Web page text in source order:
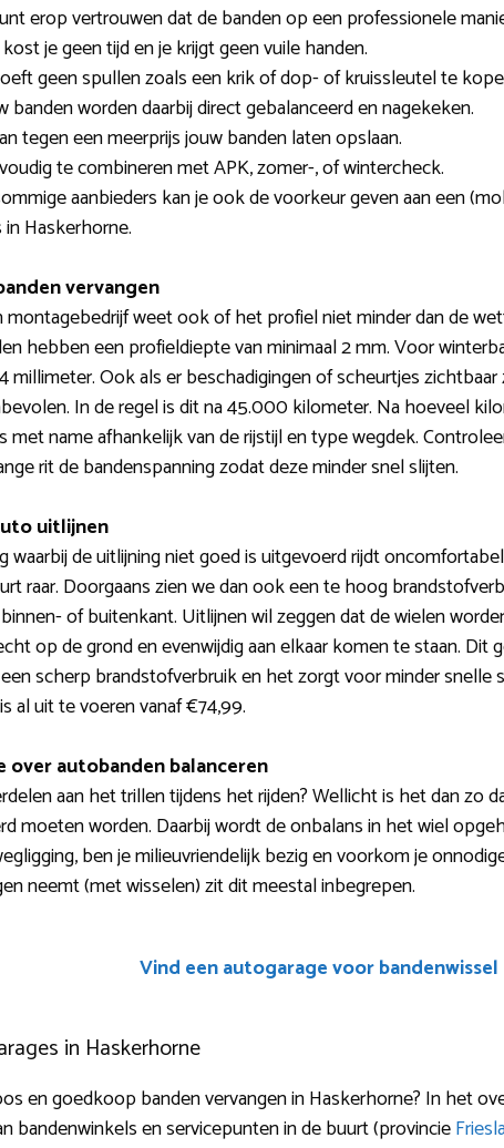
erop vertrouwen dat de banden op een professionele
je geen tijd en je krijgt geen vuile handen.
geen spullen zoals een krik of dop- of kruissleutel te
banden worden daarbij direct gebalanceerd en nagekeken.
tegen een meerprijs jouw banden laten opslaan.
te combineren met APK, zomer-, of wintercheck.
aanbieders kan je ook de voorkeur geven aan een
in Haskerhorne.
vervangen
montagebedrijf weet ook of het profiel niet minder dan de
hebben een profieldiepte van minimaal 2 mm. Voor
millimeter. Ook als er beschadigingen of scheurtjes
In de regel is dit na 45.000 kilometer. Na hoeveel
met name afhankelijk van de rijstijl en type wegdek.
rit de bandenspanning zodat deze minder snel slijten.
uitlijnen
waarbij de uitlijning niet goed is uitgevoerd rijdt
raar. Doorgaans zien we dan ook een te hoog
of buitenkant. Uitlijnen wil zeggen dat de wielen
op de grond en evenwijdig aan elkaar komen te staan. Dit
scherp brandstofverbruik en het zorgt voor minder snelle
al uit te voeren vanaf €74,99.
autobanden balanceren
aan het trillen tijdens het rijden? Wellicht is het dan zo
moeten worden. Daarbij wordt de onbalans in het wiel
ben je milieuvriendelijk bezig en voorkom je
neemt (met wisselen) zit dit meestal inbegrepen.
Vind een autogarage voor bandenwissel
in Haskerhorne
en goedkoop banden vervangen in Haskerhorne? In het
bandenwinkels en servicepunten in de buurt (provincie